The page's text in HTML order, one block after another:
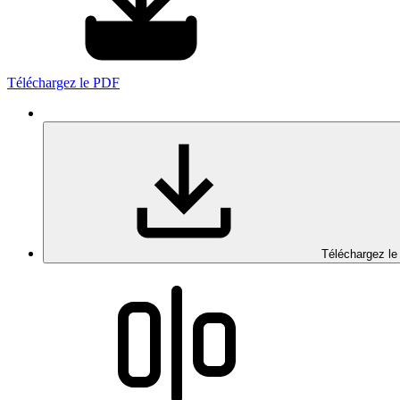
Téléchargez le PDF
Téléchargez le